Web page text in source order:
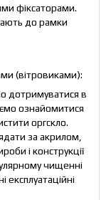
фіксаторами.
до рамки
(вітровиками):
дотримуватися в
ознайомитися
оргскло.
за акрилом,
і конструкції
чищенні
експлуатаційні